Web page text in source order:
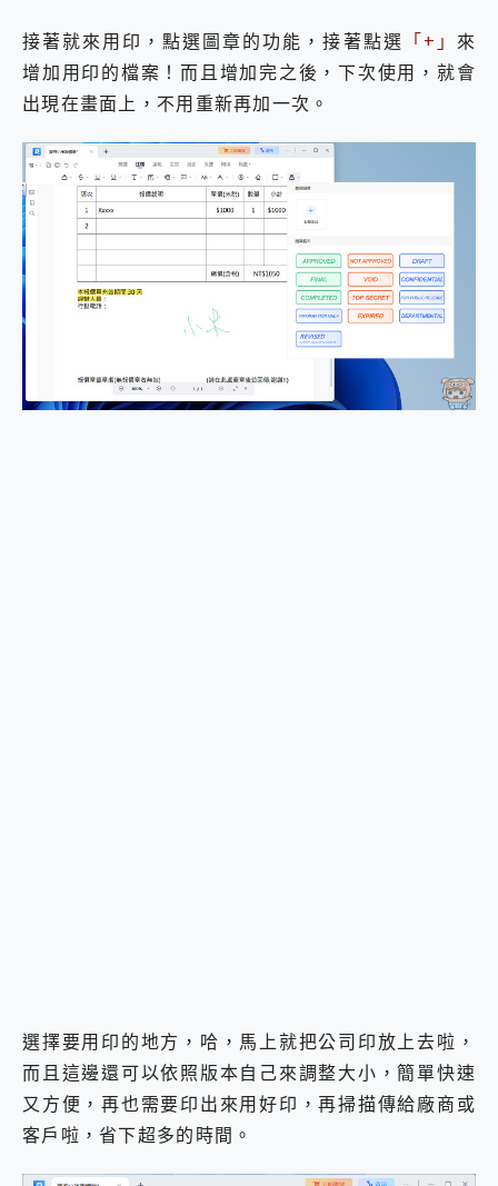
接著就來用印，點選圖章的功能，接著點選 「+」 來
增加用印的檔案！而且增加完之後，下次使用，就會
出現在畫面上，不用重新再加一次。
選擇要用印的地方，哈，馬上就把公司印放上去啦，
而且這邊還可以依照版本自己來調整大小，簡單快速
又方便，再也需要印出來用好印，再掃描傳給廠商或
客戶啦，省下超多的時間。